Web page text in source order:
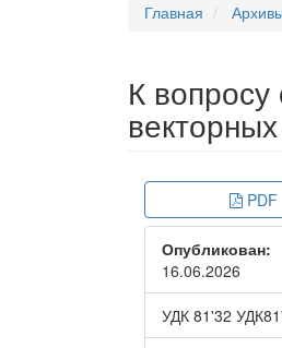
Главная
К
Article
Sidebar
PDF
Опубликован:
16.06.2026
УДК 81'32